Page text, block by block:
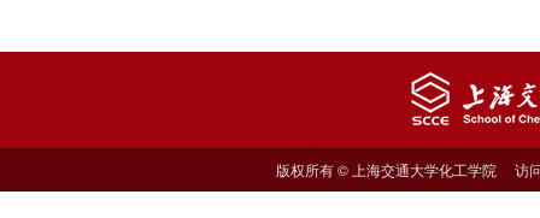
版权所有 © 上海交通大学化工学院 访